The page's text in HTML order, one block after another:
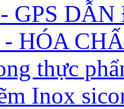
GPS DẪN
HÓA
thực
Inox